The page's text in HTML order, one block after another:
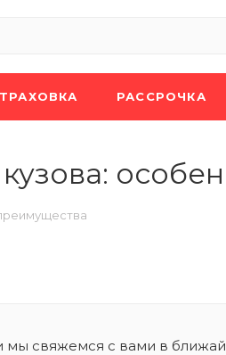
РАССРОЧКА
и мы свяжемся с вами в